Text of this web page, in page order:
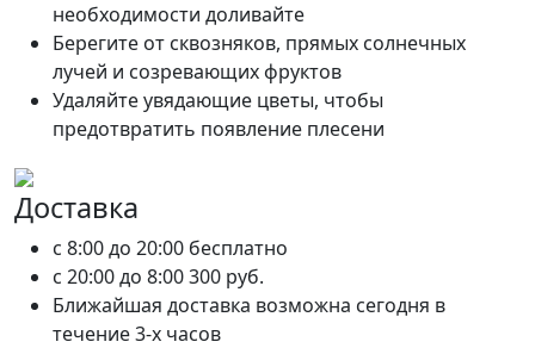
необходимости доливайте
Берегите от сквозняков, прямых солнечных
лучей и созревающих фруктов
Удаляйте увядающие цветы, чтобы
предотвратить появление плесени
Доставка
c 8:00 до 20:00 бесплатно
c 20:00 до 8:00300 руб.
Ближайшая доставка возможна сегодня в
течение 3-х часов